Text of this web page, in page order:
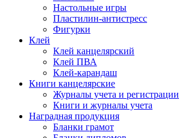
Настольные игры
Пластилин-антистресс
Фигурки
Клей
Клей канцелярский
Клей ПВА
Клей-карандаш
Книги канцелярские
Журналы учета и регистрации
Книги и журналы учета
Наградная продукция
Бланки грамот